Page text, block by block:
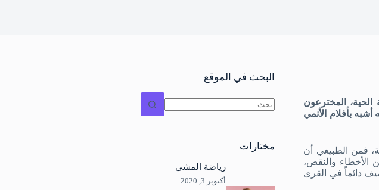
الحية، المخترعون
بأفلام الأنمي
فمن الطبيعي أن
الأخطاء والنقص،
دائماً في القرى
البحث في الموقع
نتائج
مختارات
رياضة المشي
أكتوبر 3, 2020